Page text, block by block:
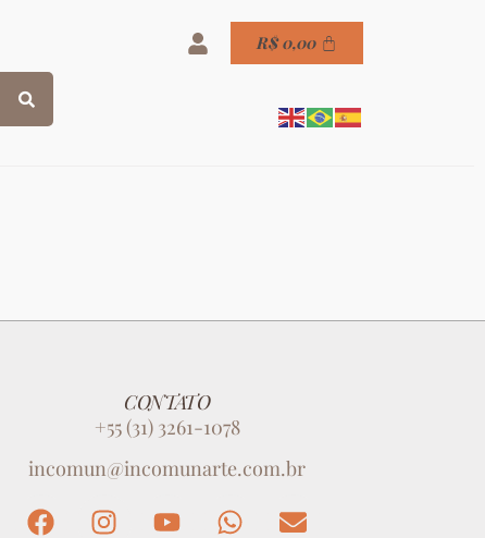
R$0,00
CONTATO
+55 (31) 3261-1078
incomun@incomunarte.com.br